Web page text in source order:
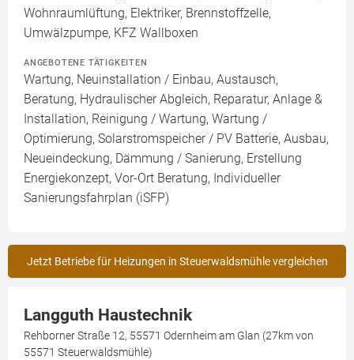
Wohnraumlüftung, Elektriker, Brennstoffzelle,
Umwälzpumpe, KFZ Wallboxen
ANGEBOTENE TÄTIGKEITEN
Wartung, Neuinstallation / Einbau, Austausch,
Beratung, Hydraulischer Abgleich, Reparatur, Anlage &
Installation, Reinigung / Wartung, Wartung /
Optimierung, Solarstromspeicher / PV Batterie, Ausbau,
Neueindeckung, Dämmung / Sanierung, Erstellung
Energiekonzept, Vor-Ort Beratung, Individueller
Sanierungsfahrplan (iSFP)
Jetzt Betriebe für Heizungen in Steuerwaldsmühle vergleichen
Langguth Haustechnik
Rehborner Straße 12, 55571 Odernheim am Glan (27km von
55571 Steuerwaldsmühle)